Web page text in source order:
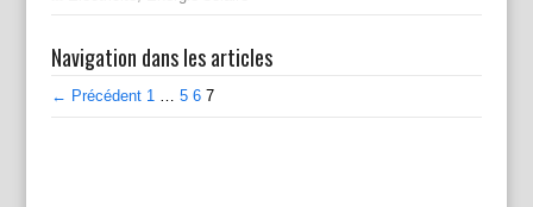
Navigation dans les articles
← Précédent 1 … 5 6 7